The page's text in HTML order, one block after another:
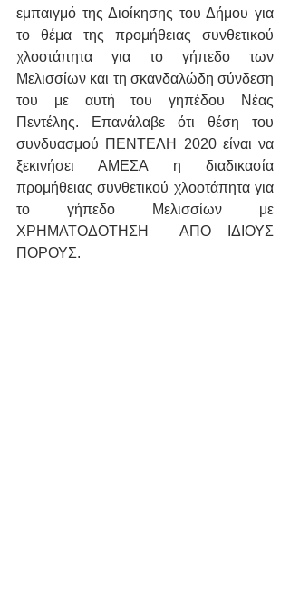
εμπαιγμό της Διοίκησης του Δήμου για
το θέμα της προμήθειας συνθετικού
χλοοτάπητα για το γήπεδο των
Μελισσίων και τη σκανδαλώδη σύνδεση
του με αυτή του γηπέδου Νέας
Πεντέλης. Επανάλαβε ότι θέση του
συνδυασμού ΠΕΝΤΕΛΗ 2020 είναι να
ξεκινήσει ΑΜΕΣΑ η διαδικασία
προμήθειας συνθετικού χλοοτάπητα για
το γήπεδο Μελισσίων με
ΧΡΗΜΑΤΟΔΟΤΗΣΗ  ΑΠΟ ΙΔΙΟΥΣ
ΠΟΡΟΥΣ.